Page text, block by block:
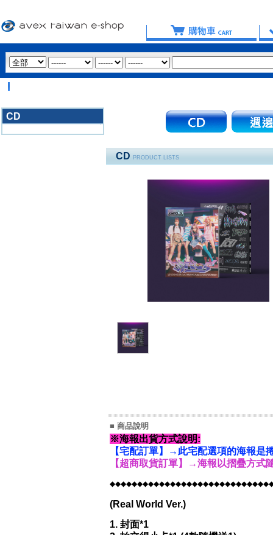
CD
CD PRODUCT LISTS
■ 商品說明
※海報出貨方式說明:
【宅配訂單】→此宅配選項的海報是
【超商取貨訂單】→海報以摺疊方式
(Real World Ver.)
1. 封面*1